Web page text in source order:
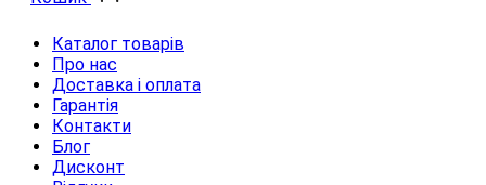
Каталог товарів
Про нас
Доставка і оплата
Гарантія
Контакти
Блог
Дисконт